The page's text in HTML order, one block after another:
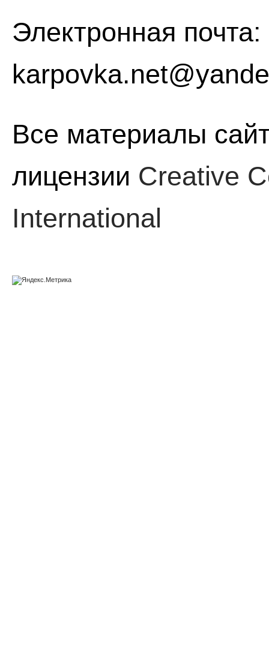
Электронная почта:
Все материалы
лицензии Creative
International